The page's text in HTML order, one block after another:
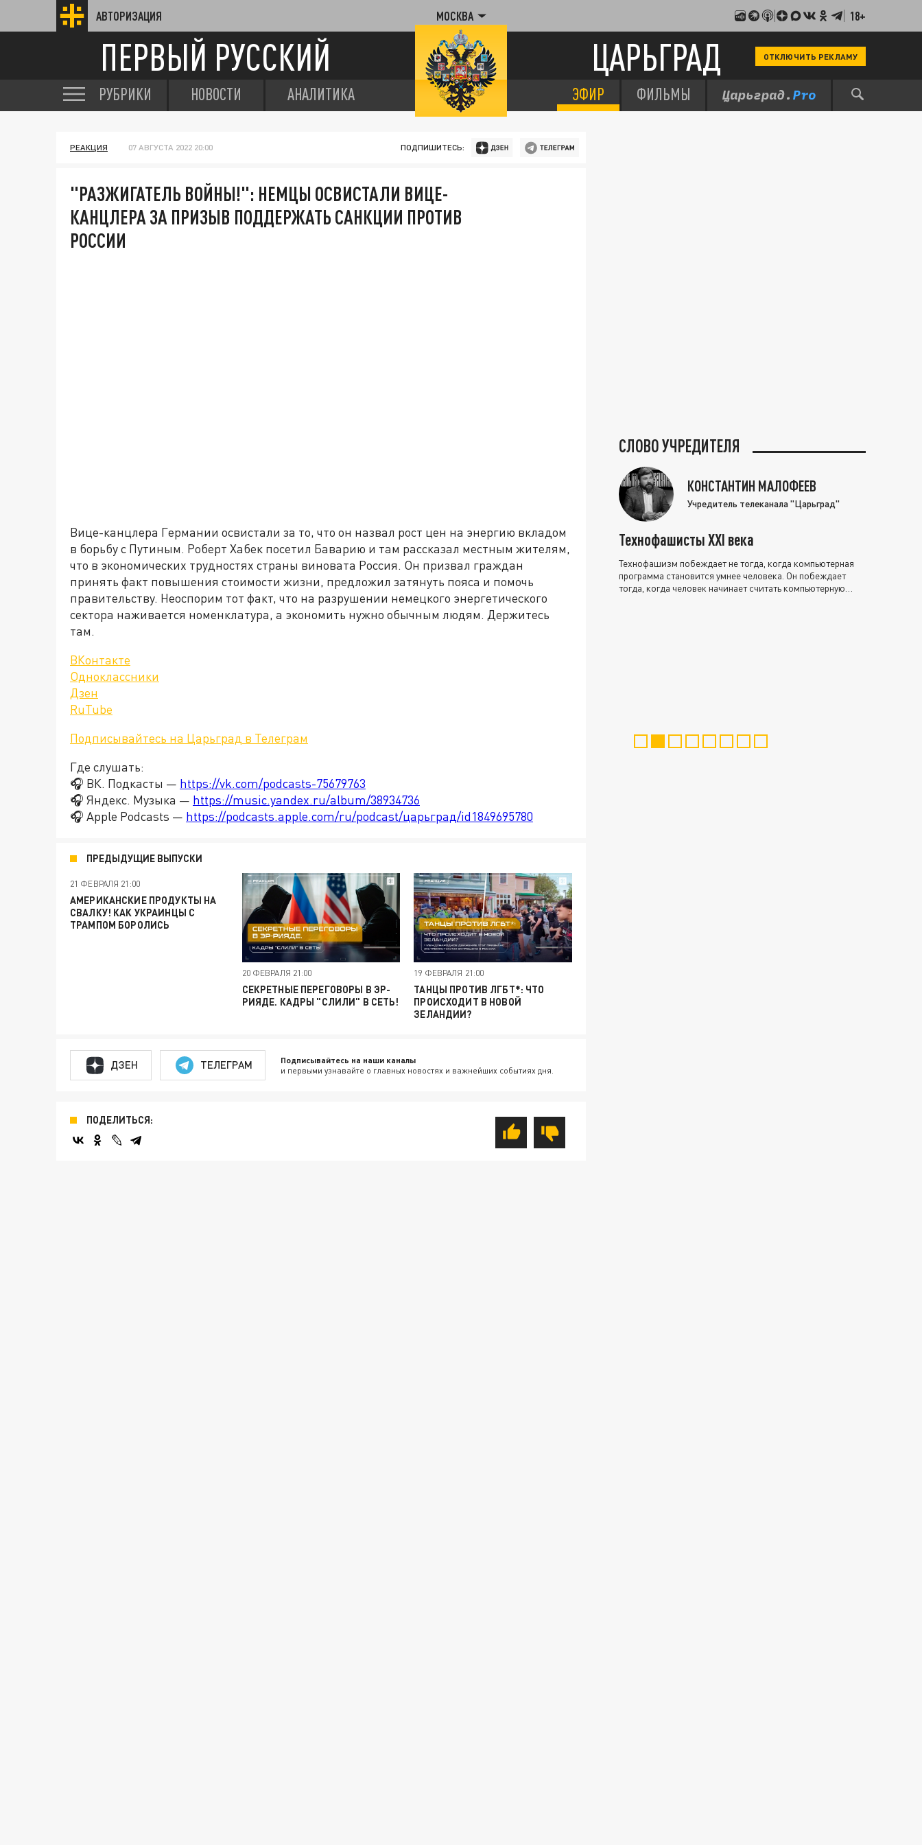
АВТОРИЗАЦИЯ МОСКВА 18+
ПЕРВЫЙ РУССКИЙ ЦАРЬГРАД ОТКЛЮЧИТЬ РЕКЛАМУ
РУБРИКИ НОВОСТИ АНАЛИТИКА ЭФИР ФИЛЬМЫ
РЕАКЦИЯ 07 АВГУСТА 2022 20:00 ПОДПИШИТЕСЬ:
"РАЗЖИГАТЕЛЬ ВОЙНЫ!": НЕМЦЫ ОСВИСТАЛИ ВИЦЕ-
КАНЦЛЕРА ЗА ПРИЗЫВ ПОДДЕРЖАТЬ САНКЦИИ ПРОТИВ
РОССИИ
Вице-канцлера Германии освистали за то, что он назвал рост цен на энергию вкладом
в борьбу с Путиным. Роберт Хабек посетил Баварию и там рассказал местным жителям,
что в экономических трудностях страны виновата Россия. Он призвал граждан
принять факт повышения стоимости жизни, предложил затянуть пояса и помочь
правительству. Неоспорим тот факт, что на разрушении немецкого энергетического
сектора наживается номенклатура, а экономить нужно обычным людям. Держитесь
там.
ВКонтакте
Одноклассники
Дзен
RuTube
Подписывайтесь на Царьград в Телеграм
Где слушать:
🎧 ВК. Подкасты — https://vk.com/podcasts-75679763
🎧 Яндекс. Музыка — https://music.yandex.ru/album/38934736
🎧 Apple Podcasts — https://podcasts.apple.com/ru/podcast/царьград/id1849695780
ПРЕДЫДУЩИЕ ВЫПУСКИ
21 ФЕВРАЛЯ 21:00
АМЕРИКАНСКИЕ ПРОДУКТЫ НА
СВАЛКУ! КАК УКРАИНЦЫ С
ТРАМПОМ БОРОЛИСЬ
20 ФЕВРАЛЯ 21:00
СЕКРЕТНЫЕ ПЕРЕГОВОРЫ В ЭР-
РИЯДЕ. КАДРЫ "СЛИЛИ" В СЕТЬ!
19 ФЕВРАЛЯ 21:00
ТАНЦЫ ПРОТИВ ЛГБТ*: ЧТО
ПРОИСХОДИТ В НОВОЙ
ЗЕЛАНДИИ?
ДЗЕН ТЕЛЕГРАМ Подписывайтесь на наши каналы
и первыми узнавайте о главных новостях и важнейших событиях дня.
ПОДЕЛИТЬСЯ:
СЛОВО УЧРЕДИТЕЛЯ
КОНСТАНТИН МАЛОФЕЕВ
Учредитель телеканала "Царьград"
Технофашисты XXI века
Технофашизм побеждает не тогда, когда компьютерная
программа становится умнее человека. Он побеждает
тогда, когда человек начинает считать компьютерную